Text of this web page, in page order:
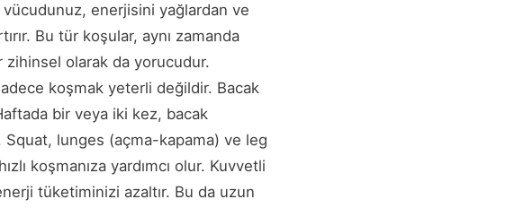
enerjisini yağlardan ve
Bu tür koşular, aynı zamanda
zihinsel olarak da yorucudur.
koşmak yeterli değildir. Bacak
bir veya iki kez, bacak
Squat, lunges (açma-kapama) ve leg
koşmanıza yardımcı olur. Kuvvetli
tüketiminizi azaltır. Bu da uzun